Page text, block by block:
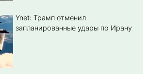
Ynet: Трамп отменил
запланированные удары по Ирану